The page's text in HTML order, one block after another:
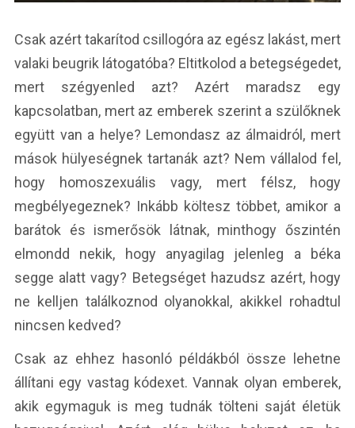
Csak azért takarítod csillogóra az egész lakást, mert
valaki beugrik látogatóba? Eltitkolod a betegségedet,
mert szégyenled azt? Azért maradsz egy
kapcsolatban, mert az emberek szerint a szülőknek
együtt van a helye? Lemondasz az álmaidról, mert
mások hülyeségnek tartanák azt? Nem vállalod fel,
hogy homoszexuális vagy, mert félsz, hogy
megbélyegeznek? Inkább költesz többet, amikor a
barátok és ismerősök látnak, minthogy őszintén
elmondd nekik, hogy anyagilag jelenleg a béka
segge alatt vagy? Betegséget hazudsz azért, hogy
ne kelljen találkoznod olyanokkal, akikkel rohadtul
nincsen kedved?
Csak az ehhez hasonló példákból össze lehetne
állítani egy vastag kódexet. Vannak olyan emberek,
akik egymaguk is meg tudnák tölteni saját életük